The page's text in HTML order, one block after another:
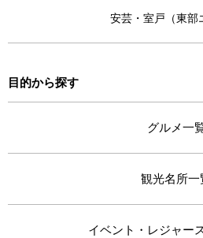
安芸・室戸（東部
目的から探す
グルメ一
観光名所一
イベント・レジャー